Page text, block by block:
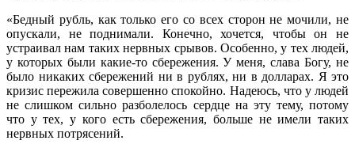
«Бедный рубль, как только его со всех сторон не мочили, не
опускали, не поднимали. Конечно, хочется, чтобы он не
устраивал нам таких нервных срывов. Особенно, у тех людей,
у которых были какие-то сбережения. У меня, слава Богу, не
было никаких сбережений ни в рублях, ни в долларах. Я это
кризис пережила совершенно спокойно. Надеюсь, что у людей
не слишком сильно разболелось сердце на эту тему, потому
что у тех, у кого есть сбережения, больше не имели таких
нервных потрясений.